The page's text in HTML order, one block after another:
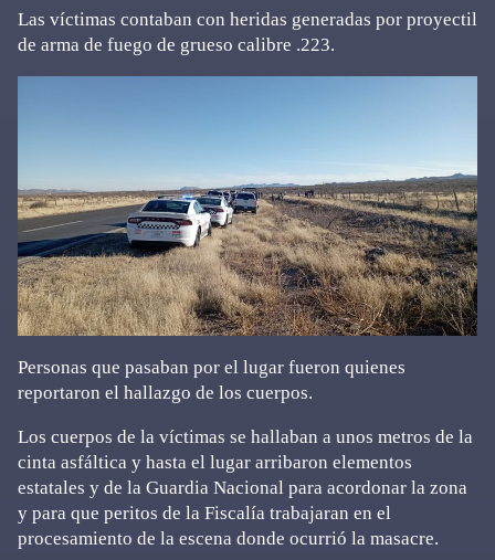
Las víctimas contaban con heridas generadas por proyectil
de arma de fuego de grueso calibre .223.
Personas que pasaban por el lugar fueron quienes
reportaron el hallazgo de los cuerpos.
Los cuerpos de la víctimas se hallaban a unos metros de la
cinta asfáltica y hasta el lugar arribaron elementos
estatales y de la Guardia Nacional para acordonar la zona
y para que peritos de la Fiscalía trabajaran en el
procesamiento de la escena donde ocurrió la masacre.